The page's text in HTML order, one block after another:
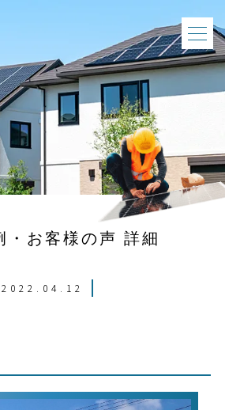
・お客様の声 詳細
2022.04.12